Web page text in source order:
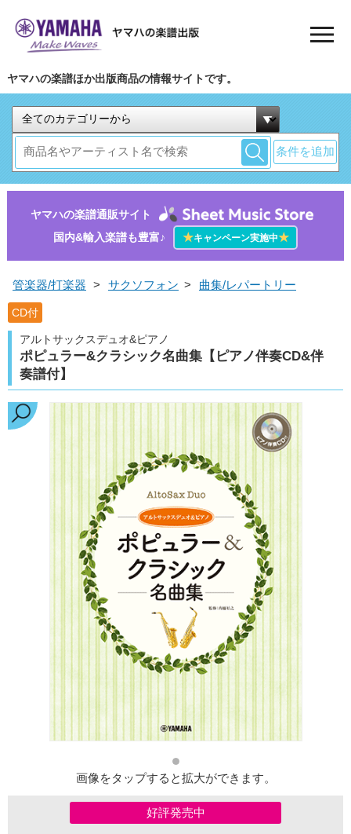
ヤマハの楽譜ほか出版商品の情報サイトです。
条件を追加
ヤマハの楽譜通販サイト
国内&輸入楽譜も豊富♪
★キャンペーン実施中★
管楽器/打楽器 > サクソフォン > 曲集/レパートリー
CD付
アルトサックスデュオ&ピアノ
ポピュラー&クラシック名曲集【ピアノ伴奏CD&伴
奏譜付】
画像をタップすると拡大ができます。
好評発売中